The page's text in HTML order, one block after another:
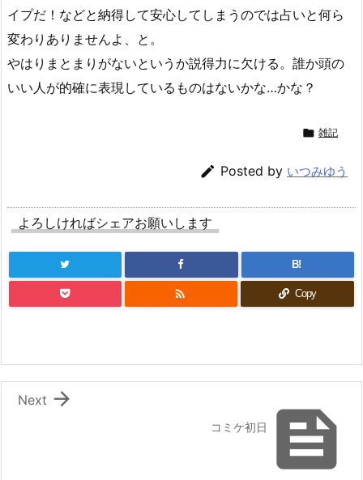
イプだ！などと納得して安心してしまうのでは占いと何ら
変わりありませんよ、と。
やはりまとまりがないというか説得力に欠ける。誰か頭の
いい人が的確に表現しているものはないかな…かな？
 雑記
 Posted by いつみゆう
よろしければシェアお願いします
B!
 Copy

コミケ初日

Next